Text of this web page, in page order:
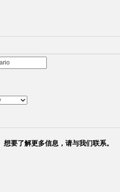
想要了解更多信息，请与我们联系。